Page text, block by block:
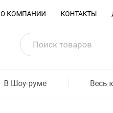
О КОМПАНИИ КОНТАКТЫ
В Шоу-руме Весь